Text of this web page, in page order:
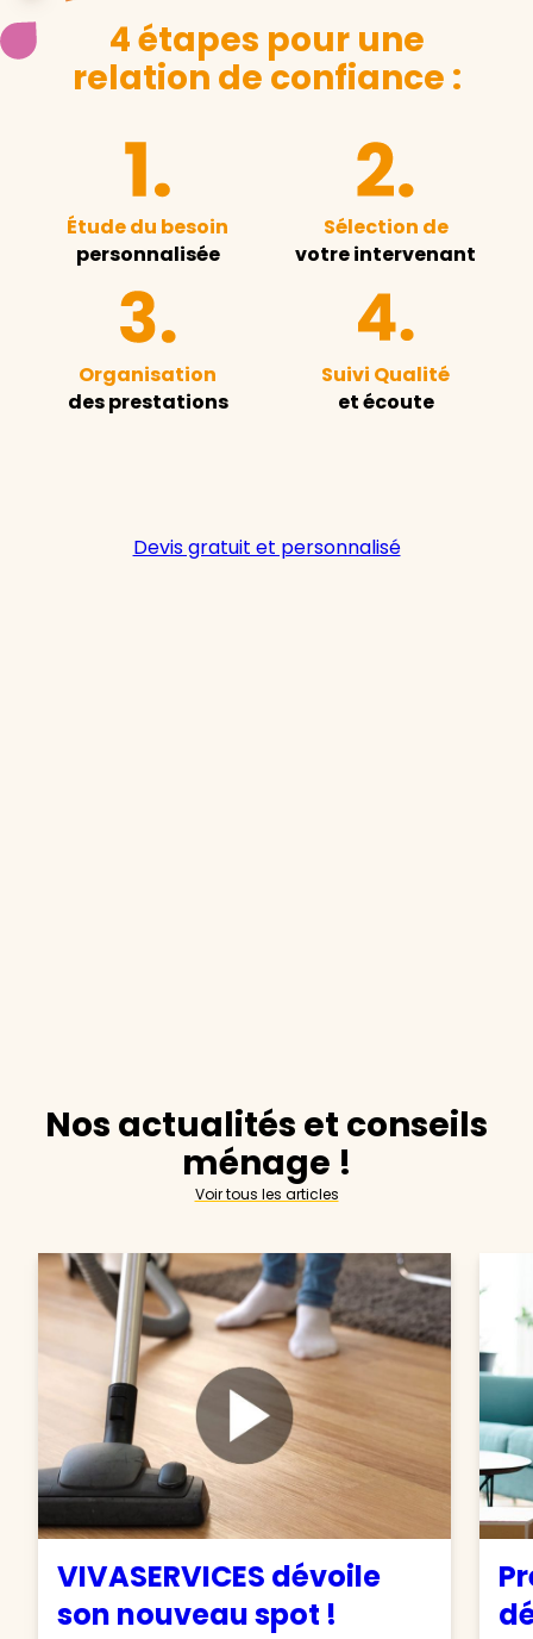
4 étapes pour une
relation de confiance :
Étude du besoin
personnalisée
Sélection de
votre intervenant
Organisation
des prestations
Suivi Qualité
et écoute
Devis gratuit et personnalisé
Nos actualités et conseils
ménage !
Voir tous les articles
VIVASERVICES dévoile
son nouveau spot !